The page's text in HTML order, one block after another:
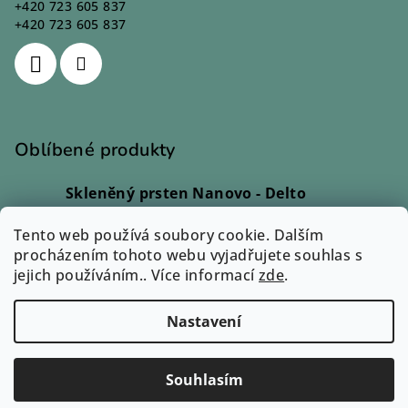
Tento web používá soubory cookie. Dalším
procházením tohoto webu vyjadřujete souhlas s
jejich používáním.. Více informacízde.
Nastavení
Souhlasím
+420 723 605 837
+420 723 605 837
Oblíbené produkty
Skleněný prsten Nanovo - Delto
Skleněný prsten - Lio
Hodnocení produktu je 5 z 5 hvězdiček.
| Monika Svobodová
Skleněný prsten - Rono
Hodnocení produktu je 5 z 5 hvězdiček.
Ilona Dvořáková
Copyright 2026Zuzum.cz. Všechna práva vyhrazena.
Vytvořil Shoptet